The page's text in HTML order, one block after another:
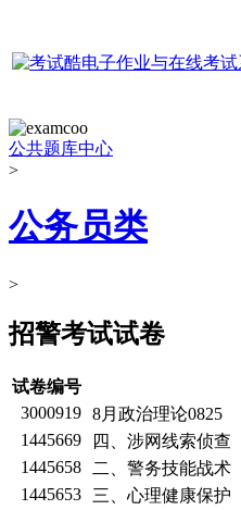
公共题库中心
>
公务员类
>
招警考试试卷
试卷编号
3000919 8月政治理论0825
1445669
四、涉网线索侦查
1445658
二、警务技能战术
1445653
三、心理健康保护